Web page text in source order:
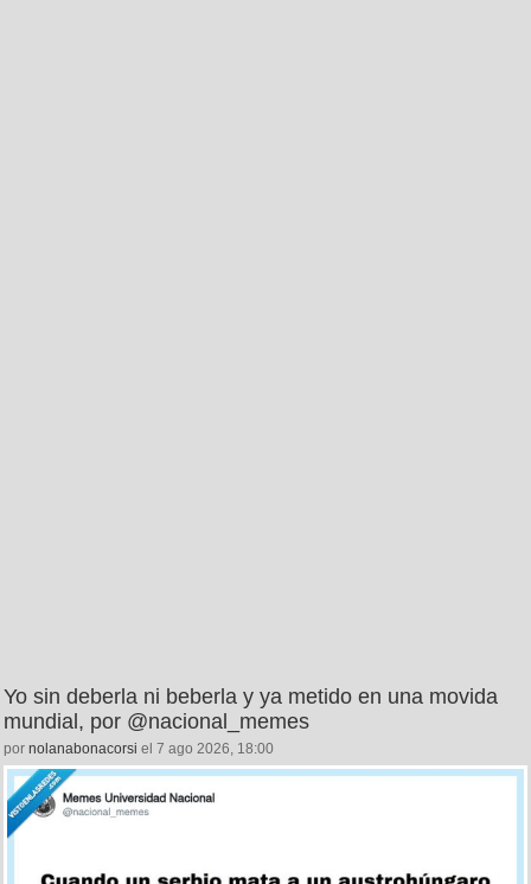
Yo sin deberla ni beberla y ya metido en una movida
mundial, por @nacional_memes
por nolanabonacorsi el 7 ago 2026, 18:00